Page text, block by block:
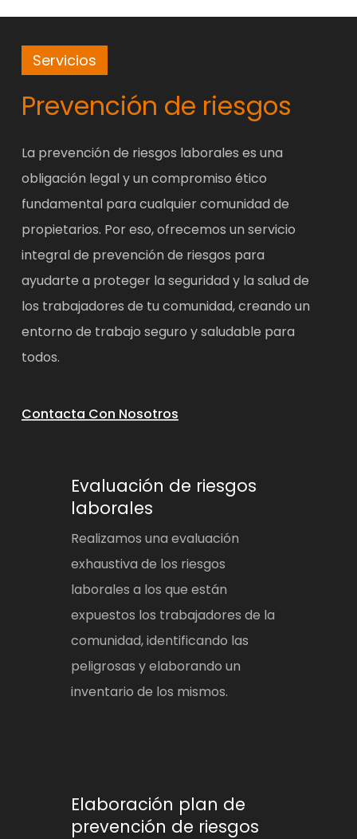
profesionalidad y la transparencia.
Servicios
Prevención de riesgos
La prevención de riesgos laborales es una
obligación legal y un compromiso ético
fundamental para cualquier comunidad de
propietarios. Por eso, ofrecemos un servicio
integral de prevención de riesgos para
ayudarte a proteger la seguridad y la salud de
los trabajadores de tu comunidad, creando un
entorno de trabajo seguro y saludable para
todos.
Contacta Con Nosotros
Evaluación de riesgos
laborales
Realizamos una evaluación
exhaustiva de los riesgos
laborales a los que están
expuestos los trabajadores de la
comunidad, identificando las
peligrosas y elaborando un
inventario de los mismos.
Elaboración plan de
prevención de riesgos